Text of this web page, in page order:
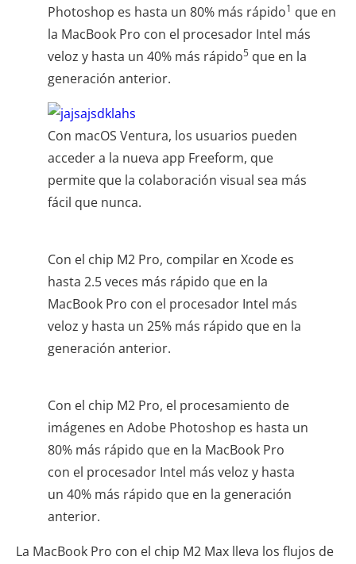
Photoshop es hasta un 80% más rápido1 que en
la MacBook Pro con el procesador Intel más
veloz y hasta un 40% más rápido5 que en la
generación anterior.
Con macOS Ventura, los usuarios pueden
acceder a la nueva app Freeform, que
permite que la colaboración visual sea más
fácil que nunca.
Con el chip M2 Pro, compilar en Xcode es
hasta 2.5 veces más rápido que en la
MacBook Pro con el procesador Intel más
veloz y hasta un 25% más rápido que en la
generación anterior.
Con el chip M2 Pro, el procesamiento de
imágenes en Adobe Photoshop es hasta un
80% más rápido que en la MacBook Pro
con el procesador Intel más veloz y hasta
un 40% más rápido que en la generación
anterior.
La MacBook Pro con el chip M2 Max lleva los flujos de